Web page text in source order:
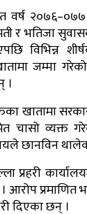
वर्ष
र भतिजा
विभिन्न
जम्मा
।
खातामा
चासो व्यक्त
छानविन
प्रहरी
प्रमाणित
दिएका छन् ।